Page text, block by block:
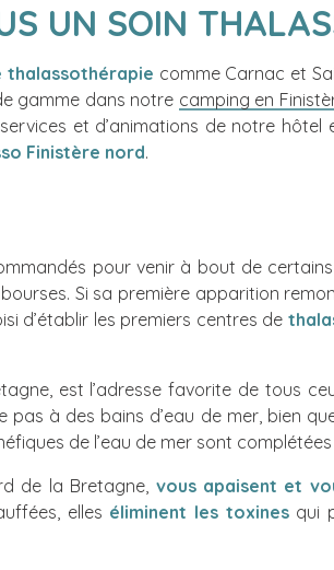
UN SOIN
thalassothérapie comme Carnac et
gamme dans notre camping en
et d’animations de notre
Finistère nord.
pour venir à bout de
Si sa première apparition
d’établir les premiers centres de
est l’adresse favorite de tous
pas à des bains d’eau de mer, bien
de l’eau de mer sont
de la Bretagne, vous apaisent et
elles éliminent les toxines qui